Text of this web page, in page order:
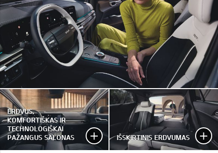
ERDVUS,
KOMFORTIŠKAS IR
TECHNOLOGIŠKAI
PAŽANGUS SALONAS
IŠSKIRTINIS ERDVUMAS